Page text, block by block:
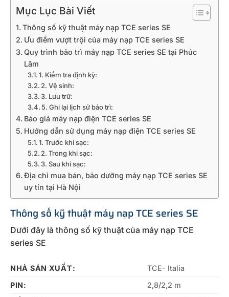
Mục Lục Bài Viết
Thông số kỹ thuật máy nạp TCE series SE
Ưu điểm vượt trội của máy nạp TCE series SE
Quy trình bảo trì máy nạp TCE series SE tại Phúc
Lâm
1. Kiểm tra định kỳ:
2. Vệ sinh:
3. Lưu trữ:
5. Ghi lại lịch sử bảo trì:
Báo giá máy nạp điện TCE series SE
Hướng dẫn sử dụng máy nạp điện TCE series SE
1. Trước khi sạc:
2. Trong khi sạc:
3. Sau khi sạc:
Địa chỉ mua bán, bảo dưỡng máy nạp TCE series SE
uy tín tại Hà Nội
Thông số kỹ thuật máy nạp TCE series SE
Dưới đây là thông số kỹ thuật của máy nạp TCE
series SE
NHÀ SẢN XUẤT:
TCE- Italia
PIN:
2,8/2,2 m